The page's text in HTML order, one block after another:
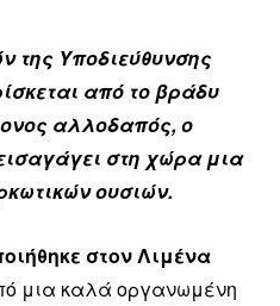
της Υποδιεύθυνσης
από το βράδυ
αλλοδαπός, ο
στη χώρα μια
ουσιών.
στον Λιμένα
μια καλά οργανωμένη